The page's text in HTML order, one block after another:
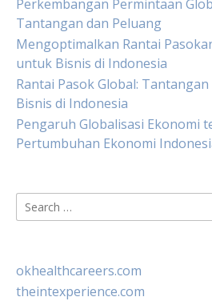
Perkembangan Permintaan
Tantangan dan Peluang
Mengoptimalkan Rantai
untuk Bisnis di Indonesia
Rantai Pasok Global:
Bisnis di Indonesia
Pengaruh Globalisasi Ekonomi
Pertumbuhan Ekonomi
Search
for:
okhealthcareers.com
theintexperience.com